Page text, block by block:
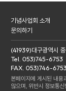
기념사업회 소개
문의하기
(41939)대구광역시
Tel. 053)745-6753
FAX. 053)746-6753
본페이지에 게시된 내용
않으며, 위반시 정보통